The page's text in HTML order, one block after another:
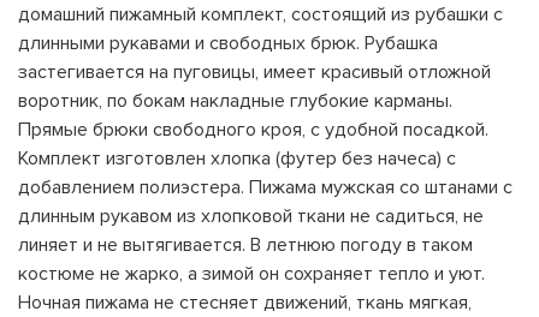
домашний пижамный комплект, состоящий из рубашки с
длинными рукавами и свободных брюк. Рубашка
застегивается на пуговицы, имеет красивый отложной
воротник, по бокам накладные глубокие карманы.
Прямые брюки свободного кроя, с удобной посадкой.
Комплект изготовлен хлопка (футер без начеса) с
добавлением полиэстера. Пижама мужская со штанами с
длинным рукавом из хлопковой ткани не садиться, не
линяет и не вытягивается. В летнюю погоду в таком
костюме не жарко, а зимой он сохраняет тепло и уют.
Ночная пижама не стесняет движений, ткань мягкая,